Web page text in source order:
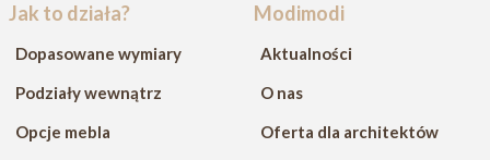
Jak to działa?
Dopasowane wymiary
Podziały wewnątrz
Opcje mebla
Modimodi
Aktualności
O nas
Oferta dla architektów